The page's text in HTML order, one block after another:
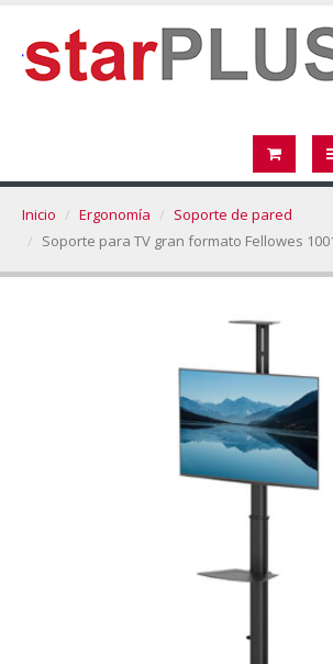
Inicio Ergonomía
Soporte de pared
Soporte para TV gran formato Fellowes